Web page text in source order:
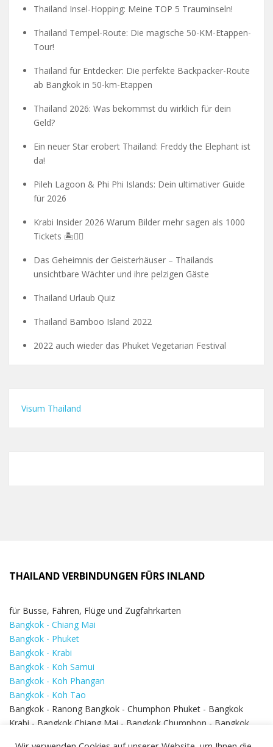
Thailand Insel-Hopping: Meine TOP 5 Trauminseln!
Thailand Tempel-Route: Die magische 50-KM-Etappen-
Tour!
Thailand für Entdecker: Die perfekte Backpacker-Route
ab Bangkok in 50-km-Etappen
Thailand 2026: Was bekommst du wirklich für dein
Geld?
Ein neuer Star erobert Thailand: Freddy the Elephant ist
da!
Pileh Lagoon & Phi Phi Islands: Dein ultimativer Guide
für 2026
Krabi Insider 2026 Warum Bilder mehr sagen als 1000
Tickets 🏝️🧗‍♂️
Das Geheimnis der Geisterhäuser – Thailands
unsichtbare Wächter und ihre pelzigen Gäste
Thailand Urlaub Quiz
Thailand Bamboo Island 2022
2022 auch wieder das Phuket Vegetarian Festival
Visum Thailand
THAILAND VERBINDUNGEN FÜRS INLAND
für Busse, Fähren, Flüge und Zugfahrkarten
Bangkok - Chiang Mai
Bangkok - Phuket
Bangkok - Krabi
Bangkok - Koh Samui
Bangkok - Koh Phangan
Bangkok - Koh Tao
Bangkok - Ranong Bangkok - Chumphon Phuket - Bangkok
Krabi - Bangkok Chiang Mai - Bangkok Chumphon - Bangkok